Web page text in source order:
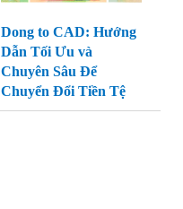
Dong to CAD: Hướng
Dẫn Tối Ưu và
Chuyên Sâu Để
Chuyển Đổi Tiền Tệ